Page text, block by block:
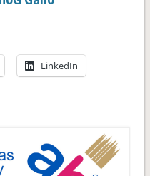
LinkedIn